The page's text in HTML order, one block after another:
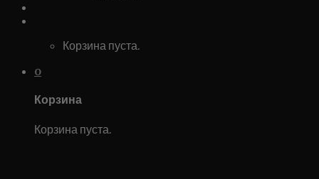
Корзина пуста.
0
Корзина
Корзина пуста.